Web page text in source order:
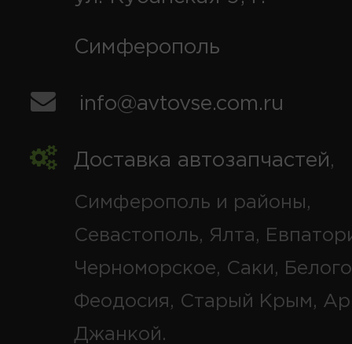
Симферополь
info@avtovse.com.ru
Доставка автозапчастей,
Симферополь и районы,
Севастополь, Ялта,
Черноморское, Саки,
Феодосия, Старый Крым,
Джанкой.